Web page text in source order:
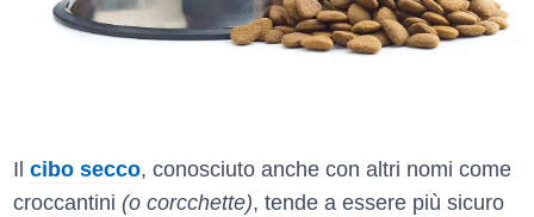
Il cibo secco, conosciuto anche con altri nomi come
croccantini (o corcchette), tende a essere più sicuro